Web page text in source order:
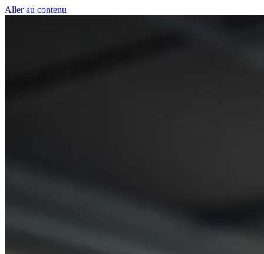
Aller au contenu
Panneau de gestion des cookies